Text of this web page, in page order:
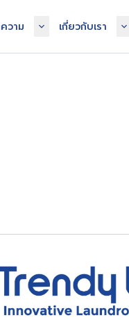
วาม เกี่ยวกับเรา